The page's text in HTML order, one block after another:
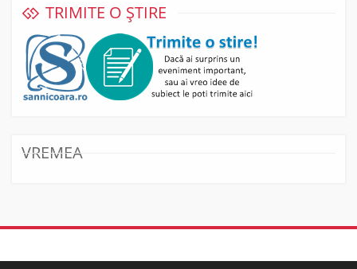
TRIMITE O ȘTIRE
VREMEA